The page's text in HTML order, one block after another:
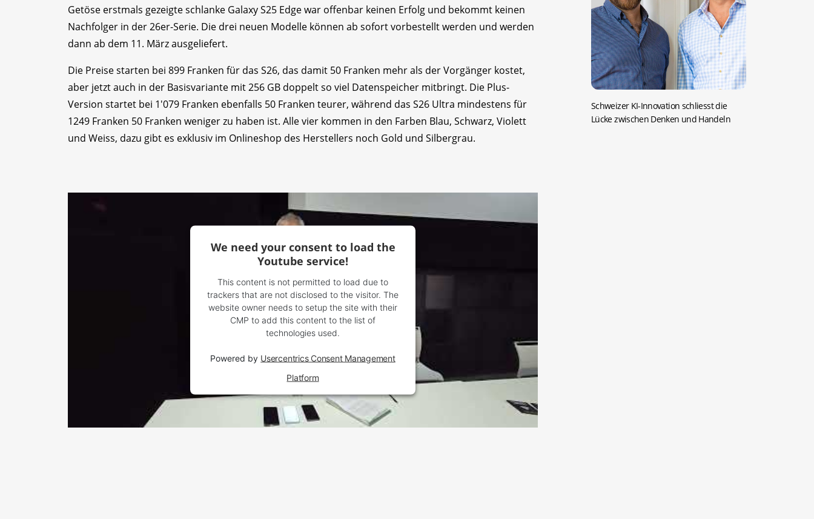
Getöse erstmals gezeigte schlanke Galaxy S25 Edge war offenbar keinen Erfolg und bekommt keinen
Nachfolger in der 26er-Serie. Die drei neuen Modelle können ab sofort vorbestellt werden und werden
dann ab dem 11. März ausgeliefert.
Die Preise starten bei 899 Franken für das S26, das damit 50 Franken mehr als der Vorgänger kostet,
aber jetzt auch in der Basisvariante mit 256 GB doppelt so viel Datenspeicher mitbringt. Die Plus-
Version startet bei 1'079 Franken ebenfalls 50 Franken teurer, während das S26 Ultra mindestens für
1249 Franken 50 Franken weniger zu haben ist. Alle vier kommen in den Farben Blau, Schwarz, Violett
und Weiss, dazu gibt es exklusiv im Onlineshop des Herstellers noch Gold und Silbergrau.
We need your consent to load the
Youtube service!
This content is not permitted to load due to
trackers that are not disclosed to the visitor. The
website owner needs to setup the site with their
CMP to add this content to the list of
technologies used.
Powered by Usercentrics Consent Management
Platform
Schweizer KI-Innovation schliesst die
Lücke zwischen Denken und Handeln